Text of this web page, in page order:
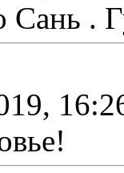
Сань .